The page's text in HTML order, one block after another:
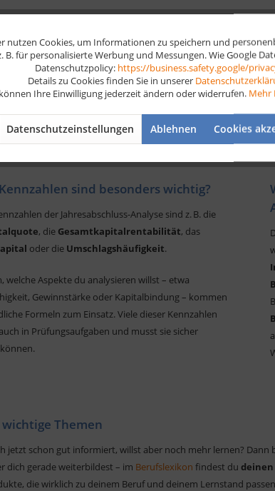
Ziel ist es, diefinanzielle Situationeines Unternehmens zu
Rentabilität und Stabilität. Auch externe Gruppen – wie
sinnvoll ist. Für Azubis ist das besonders spannend,
sind besonders wichtig?
der Jahresabschluss-Analyse sind z. B. die
, die Gesamtkapitalrentabilität, das
oder die Umschlagshäufigkeit.
welche Aspekte du analysieren willst – etwa
Gewinnstärke oder Kapitalbindung – kommen
Formeln zum Einsatz. Viele dieser Kennzahlen
in Prüfungsaufgaben und musst sie sicher
Themen
jetzt schon gut informiert, willst aber noch mehr lernen?
dich gerade weiterbildest – im Berufslexikon findest du
die wirklich zu deinem Beruf und deinem Lernstand
nutzen Cookies, um Informationen zu speichern und
B. für personalisierte Werbung und Messungen. Wie Google
Datenschutzpolicy: https://business.safety.google/
Details zu Cookies finden Sie in unserer
Ihre Einwilligung jederzeit ändern oder widerrufen. Mehr
Datenschutzeinstellungen Ablehnen Cookies